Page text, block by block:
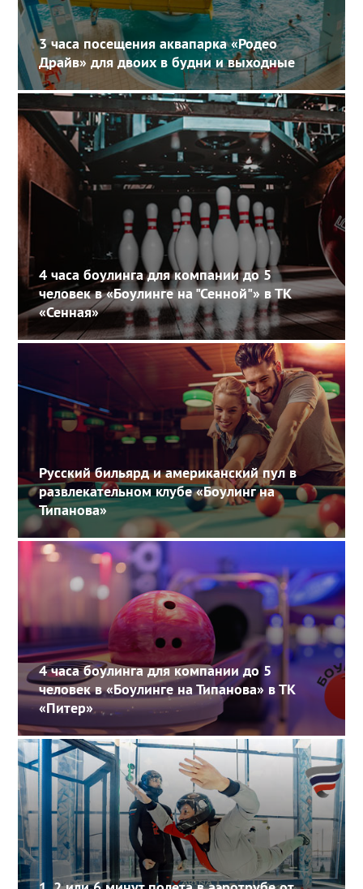
3 часа посещения аквапарка «Родео
Драйв» для двоих в будни и выходные
4 часа боулинга для компании до 5
человек в «Боулинге на "Сенной"» в ТК
«Сенная»
Русский бильярд и американский пул в
развлекательном клубе «Боулинг на
Типанова»
4 часа боулинга для компании до 5
человек в «Боулинге на Типанова» в ТК
«Питер»